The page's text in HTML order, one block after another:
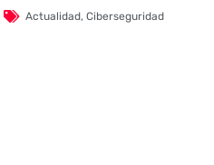
Actualidad,Ciberseguridad